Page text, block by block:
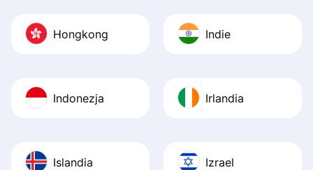
Hongkong Indie
Indonezja Irlandia
Islandia Izrael